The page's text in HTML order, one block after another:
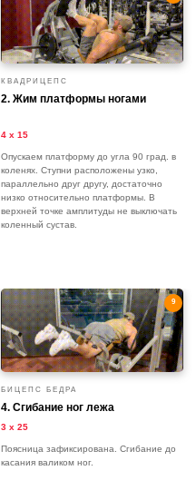
2. Жим платформы ногами
Опускаем платформу до угла 90 град. в
коленях. Ступни расположены узко,
параллельно друг другу, достаточно
низко относительно платформы. В
верхней точке амплитуды не выключать
коленный сустав.
4 х 15
КВАДРИЦЕПС
4. Сгибание ног лежа
Поясница зафиксирована. Сгибание до
касания валиком ног.
3 х 25
БИЦЕПС БЕДРА
9